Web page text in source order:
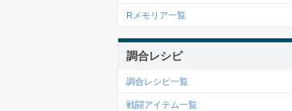
Rメモリア一覧
調合レシピ
調合レシピ一覧
戦闘アイテム一覧